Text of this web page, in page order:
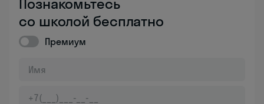
со школой бесплатно
Премиум